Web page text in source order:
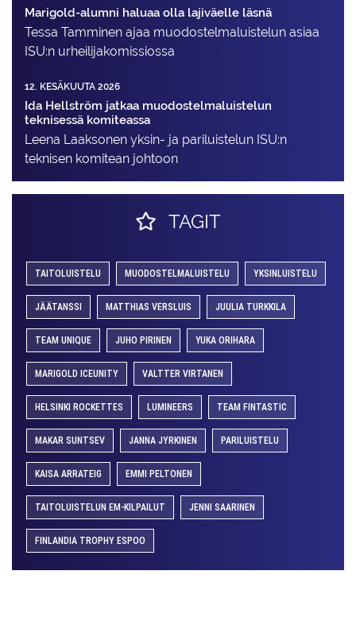
Marigold-alumni haluaa olla lajiväelle läsnä
Tessa Tamminen ajaa muodostelma­luistelun asiaa
ISU:n urheilija­komissiossa
12. KESÄKUUTA 2026
Ida Hellström jatkaa muodostelmaluistelun
teknisessä komiteassa
Leena Laaksonen yksin- ja pariluistelun ISU:n
teknisen komitean johtoon
TAGIT
TAITOLUISTELU MUODOSTELMALUISTELU YKSINLUISTELU
JÄÄTANSSI MATTHIAS VERSLUIS JUULIA TURKKILA
TEAM UNIQUE JUHO PIRINEN YUKA ORIHARA
MARIGOLD ICEUNITY VALTTER VIRTANEN
HELSINKI ROCKETTES LUMINEERS TEAM FINTASTIC
MAKAR SUNTSEV JANNA JYRKINEN PARILUISTELU
KAISA ARRATEIG EMMI PELTONEN
TAITOLUISTELUN EM-KILPAILUT JENNI SAARINEN
FINLANDIA TROPHY ESPOO